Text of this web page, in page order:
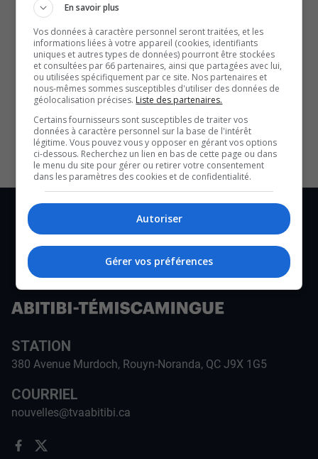
QUESTION DU JOUR
Commentaires
SOUTENIR NOS MÉDIAS, C’EST PROTÉGER NOTRE
CULTURE ET NOTRE ÉCONOMIE
STATION
380 Avenue Murdoch, Rouyn-Noranda, QC J9X 1G5
COURRIEL
nouvelles@tvaabitibi.ca
En savoir plus
Vos données à caractère personnel seront traitées, et les
informations liées à votre appareil (cookies, identifiants
uniques et autres types de données) pourront être stockées
et consultées par 66 partenaires, ainsi que partagées avec lui,
ou utilisées spécifiquement par ce site. Nos partenaires et
nous-mêmes sommes susceptibles d'utiliser des données de
géolocalisation précises. Liste des partenaires.
Certains fournisseurs sont susceptibles de traiter vos
données à caractère personnel sur la base de l'intérêt
légitime. Vous pouvez vous y opposer en gérant vos options
ci-dessous. Recherchez un lien en bas de cette page ou dans
le menu du site pour gérer ou retirer votre consentement
dans les paramètres des cookies et de confidentialité.
Autoriser
Gérer vos préférences